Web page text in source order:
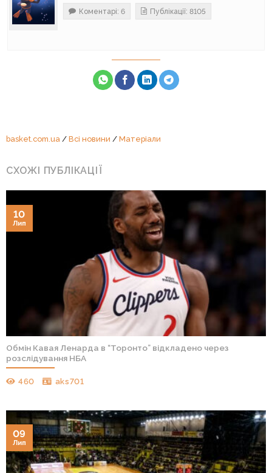
Коментарі: 6 Публікації: 8105
basket.com.ua/ Всі новини / Матеріали
СХОЖІ ПУБЛІКАЦІЇ
Обмін Кавая Ленарда в “Торонто” відкладено через
розслідування НБА
460 aks701
10
Лип
09
Лип